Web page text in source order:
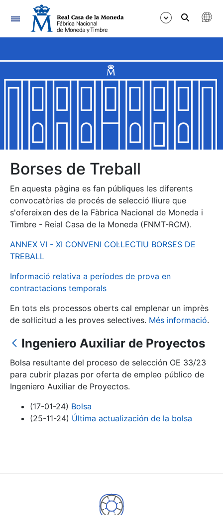
Navegació
Mostra/Amaga
Mostra/Amaga
Mostra/Amaga
Mostra/Amaga
Mostra/Amaga
Mostra/Amaga
Mostra/Amaga
Borses de Treball
En aquesta pàgina es fan públiques les diferents
convocatòries de procés de selecció lliure que
s'ofereixen des de la Fàbrica Nacional de Moneda i
Timbre - Reial Casa de la Moneda (FNMT-RCM).
ANNEX VI - XI CONVENI COL·LECTIU BORSES DE
TREBALL
Informació relativa a períodes de prova en
contractacions temporals
En tots els processos oberts cal emplenar un imprès
de sol·licitud a les proves selectives. Més informació.
Ingeniero Auxiliar de Proyectos
Bolsa resultante del proceso de selección OE 33/23
para cubrir plazas por oferta de empleo público de
Ingeniero Auxiliar de Proyectos.
(17-01-24) Bolsa
(25-11-24) Última actualización de la bolsa